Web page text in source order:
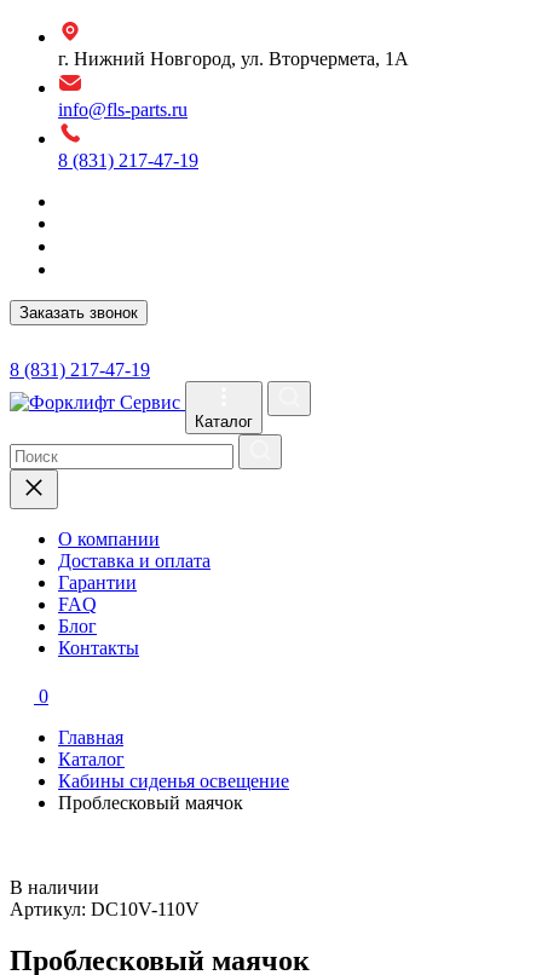
г. Нижний Новгород, ул. Вторчермета, 1А
info@fls-parts.ru
8 (831) 217-47-19
Заказать звонок
8 (831) 217-47-19
Каталог
О компании
Доставка и оплата
Гарантии
FAQ
Блог
Контакты
0
Главная
Каталог
Кабины сиденья освещение
Проблесковый маячок
В наличии
Артикул: DC10V-110V
Проблесковый маячок